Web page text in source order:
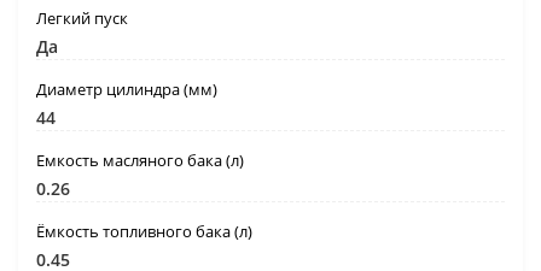
Легкий пуск
Да
Диаметр цилиндра (мм)
44
Емкость масляного бака (л)
0.26
Ёмкость топливного бака (л)
0.45